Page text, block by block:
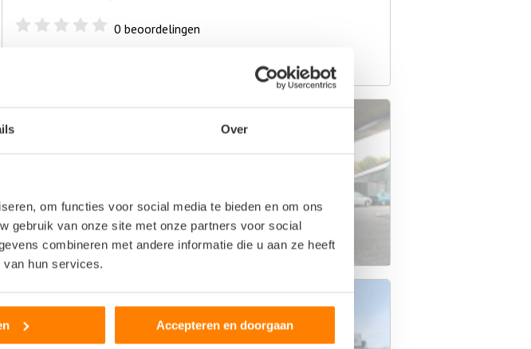
Over
om functies voor social media te bieden en om ons
gebruik van onze site met onze partners voor social
combineren met andere informatie die u aan ze heeft
hun services.
Accepteren en doorgaan
0 beoordelingen
14beoordelingen
Op +- 12 km afstand
Autosloperij Atlas-Car
Volkelstraat 19